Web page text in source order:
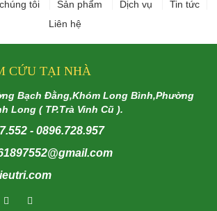
tôi Sản phẩm Dịch vụ
Tin tức
Liên hệ
CỨU TẠI NHÀ
Bạch Đằng,Khóm Long Bình,Phường
Long ( TP.Trà Vinh Cũ ).
- 0896.728.957